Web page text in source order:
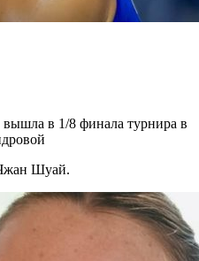
в 1/8 финала турнира в
Шуай.